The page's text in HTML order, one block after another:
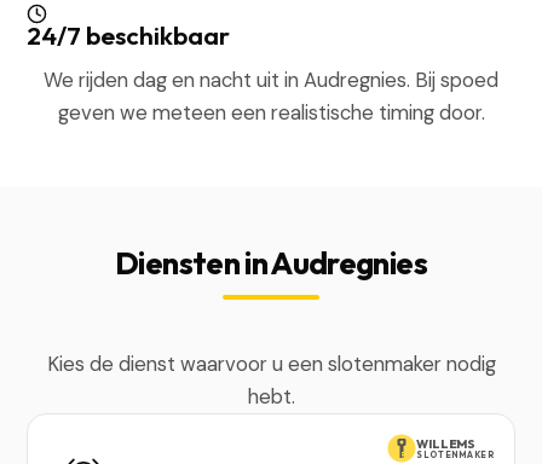
24/7 beschikbaar
We rijden dag en nacht uit in Audregnies. Bij spoed
geven we meteen een realistische timing door.
Diensten in Audregnies
Kies de dienst waarvoor u een slotenmaker nodig
hebt.
WILLEMS
SLOTENMAKER